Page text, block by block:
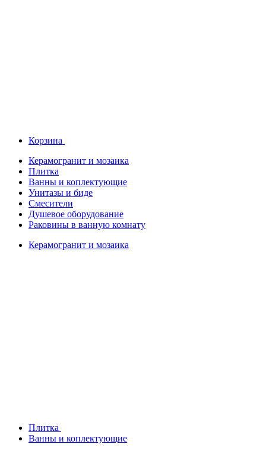
Корзина
Керамогранит и мозаика
Плитка
Ванны и коплектующие
Унитазы и биде
Смесители
Душевое оборудование
Раковины в ванную комнату
Керамогранит и мозаика
Плитка
Ванны и коплектующие